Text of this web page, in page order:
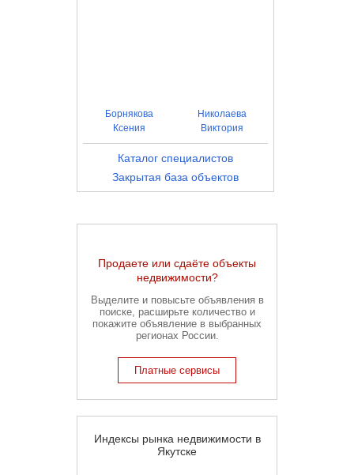
Борнякова
Ксения
Николаева
Виктория
Каталог специалистов
Закрытая база объектов
Продаете или сдаёте объекты
недвижимости?
Выделите и повысьте объявления в
поиске, расширьте количество и
покажите объявление в выбранных
регионах России.
Платные сервисы
Индексы рынка недвижимости в
Якутске